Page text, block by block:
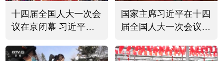
十四届全国人大一次会
议在京闭幕 习近平发
国家主席习近平在十四
届全国人大一次会议闭
国各地引发强烈反响